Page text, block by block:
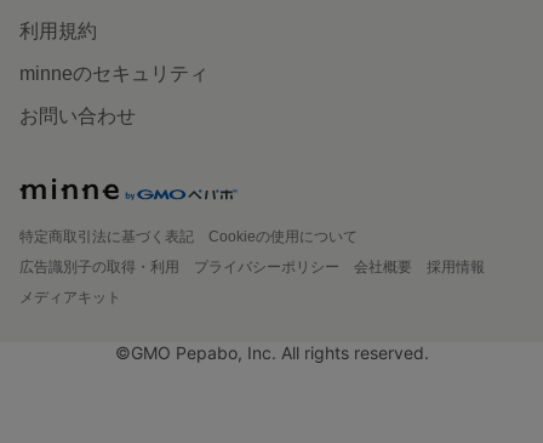
利用規約
minneのセキュリティ
お問い合わせ
特定商取引法に基づく表記
Cookieの使用について
広告識別子の取得・利用
プライバシーポリシー 会社概要
採用情報
メディアキット
©GMO Pepabo, Inc. All rights reserved.